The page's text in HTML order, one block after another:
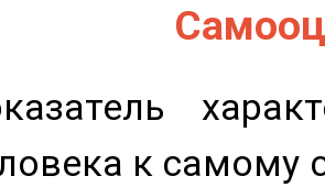
к самому